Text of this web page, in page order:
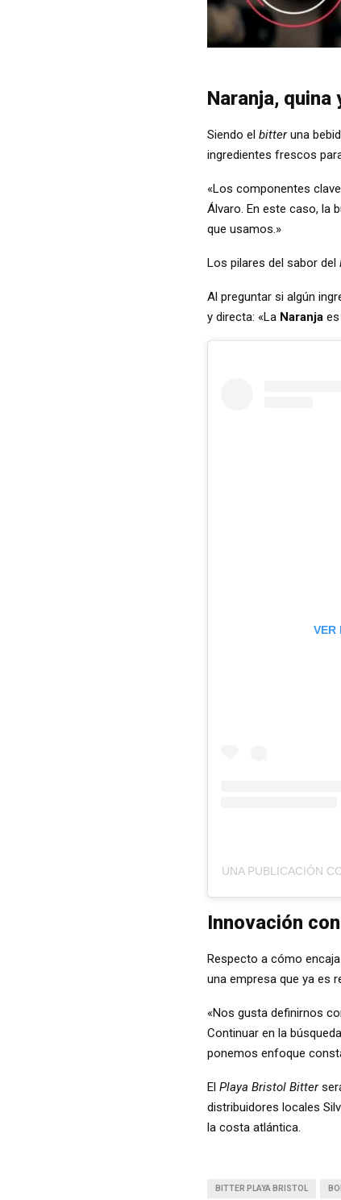
Naranja,
Siendo el bitteruna
ingredientes frescos
«Los componentes
Álvaro. En este caso, la
que usamos.»
Los pilares del sabor del
Al preguntar si algún
y directa: «La Naranja
VER
UNA PUBLICACIÓN
Innovación
Respecto a cómo
una empresa que ya es
«Nos gusta definirnos
Continuar en la
ponemos enfoque
El Playa Bristol Bitter
distribuidores locales
la costa atlántica.
BITTER PLAYA BRISTOL